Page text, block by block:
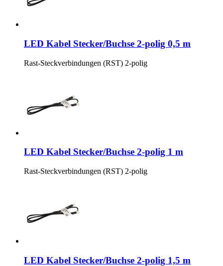
LED Kabel Stecker/Buchse 2-polig 0,5 m
Rast-Steckverbindungen (RST) 2-polig
LED Kabel Stecker/Buchse 2-polig 1 m
Rast-Steckverbindungen (RST) 2-polig
LED Kabel Stecker/Buchse 2-polig 1,5 m